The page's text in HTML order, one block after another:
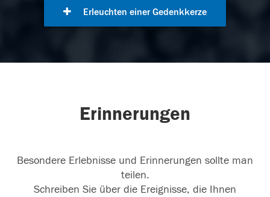
Erleuchten einer Gedenkkerze
Erinnerungen
Besondere Erlebnisse und Erinnerungen sollte man
teilen.
Schreiben Sie über die Ereignisse, die Ihnen